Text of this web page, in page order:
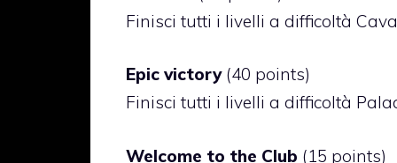
Finisci tutti i livelli a difficoltà
Epic victory(40 points)
Finisci tutti i livelli a difficoltà
Welcome to the Club (15 points)